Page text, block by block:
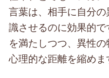
言葉は、相手に自分
識させるのに効果的
を満たしつつ、異性
心理的な距離を縮めま